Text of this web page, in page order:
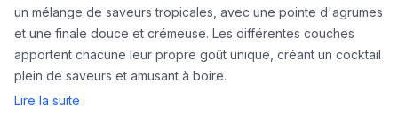
un mélange de saveurs tropicales, avec une pointe d'agrumes
et une finale douce et crémeuse. Les différentes couches
apportent chacune leur propre goût unique, créant un cocktail
plein de saveurs et amusant à boire.
Lire la suite